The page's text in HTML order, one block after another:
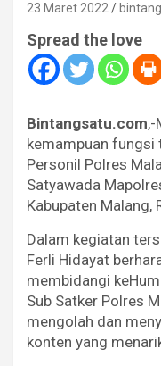
23 Maret 2022
Spread the love
Bintangsatu.com,-
kemampuan fungsi
Personil Polres
Satyawada
Kabupaten
Dalam kegiatan
Ferli Hidayat
membidangi
Sub Satker Polres
mengolah dan
konten yang